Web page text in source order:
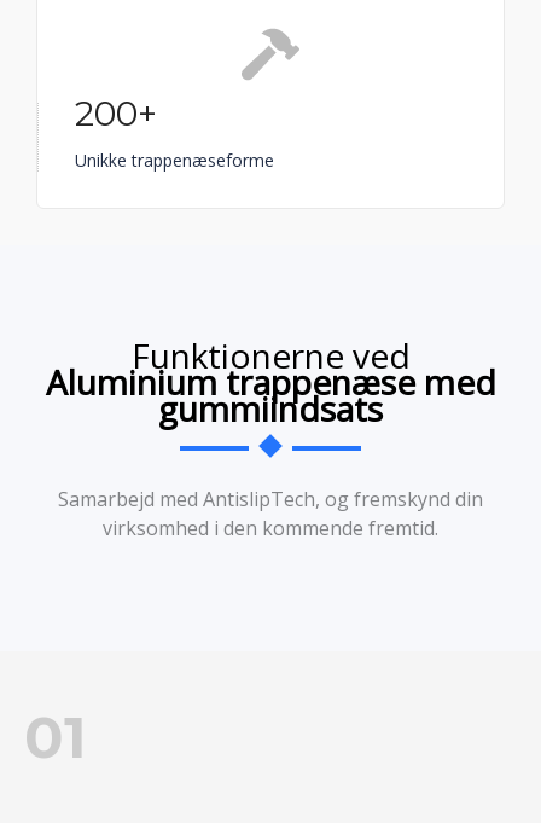
200+
Unikke trappenæseforme
Funktionerne ved
Aluminium trappenæse med
gummiindsats
Samarbejd med AntislipTech, og fremskynd din
virksomhed i den kommende fremtid.
01